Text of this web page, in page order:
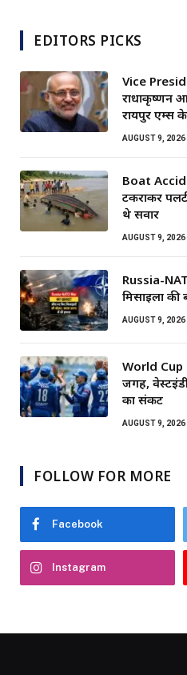
EDITORS PICKS
Vice
राधाकृष्णन
रायपुर एम्स के
AUGUST 9, 2026
Boat
टकराकर
थे सवार
AUGUST 9, 2026
Russia-
मिसाइलों की
AUGUST 9, 2026
World Cup
जगह,
का संकट
AUGUST 9, 2026
FOLLOW FOR MORE
Facebook
Instagram